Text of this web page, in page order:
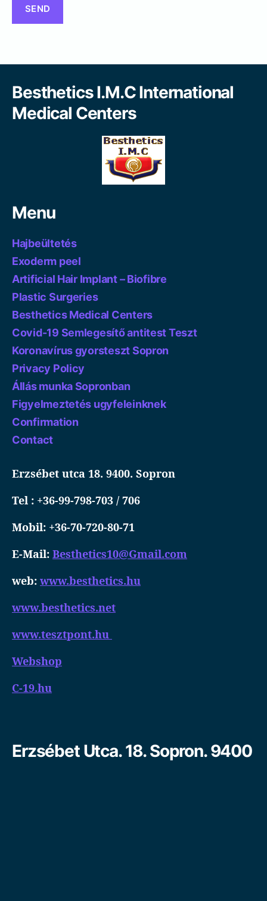
Besthetics I.M.C International
Medical Centers
Menu
Hajbeültetés
Exoderm peel
Artificial Hair Implant – Biofibre
Plastic Surgeries
Besthetics Medical Centers
Covid-19 Semlegesítő antitest Teszt
Koronavírus gyorsteszt Sopron
Privacy Policy
Állás munka Sopronban
Figyelmeztetés ugyfeleinknek
Confirmation
Contact
Erzsébet utca 18. 9400. Sopron
Tel : +36-99-798-703 / 706
Mobil: +36-70-720-80-71
E-Mail: Besthetics10@Gmail.com
web: www.besthetics.hu
www.besthetics.net
www.tesztpont.hu
Webshop
C-19.hu
Erzsébet Utca. 18. Sopron. 9400